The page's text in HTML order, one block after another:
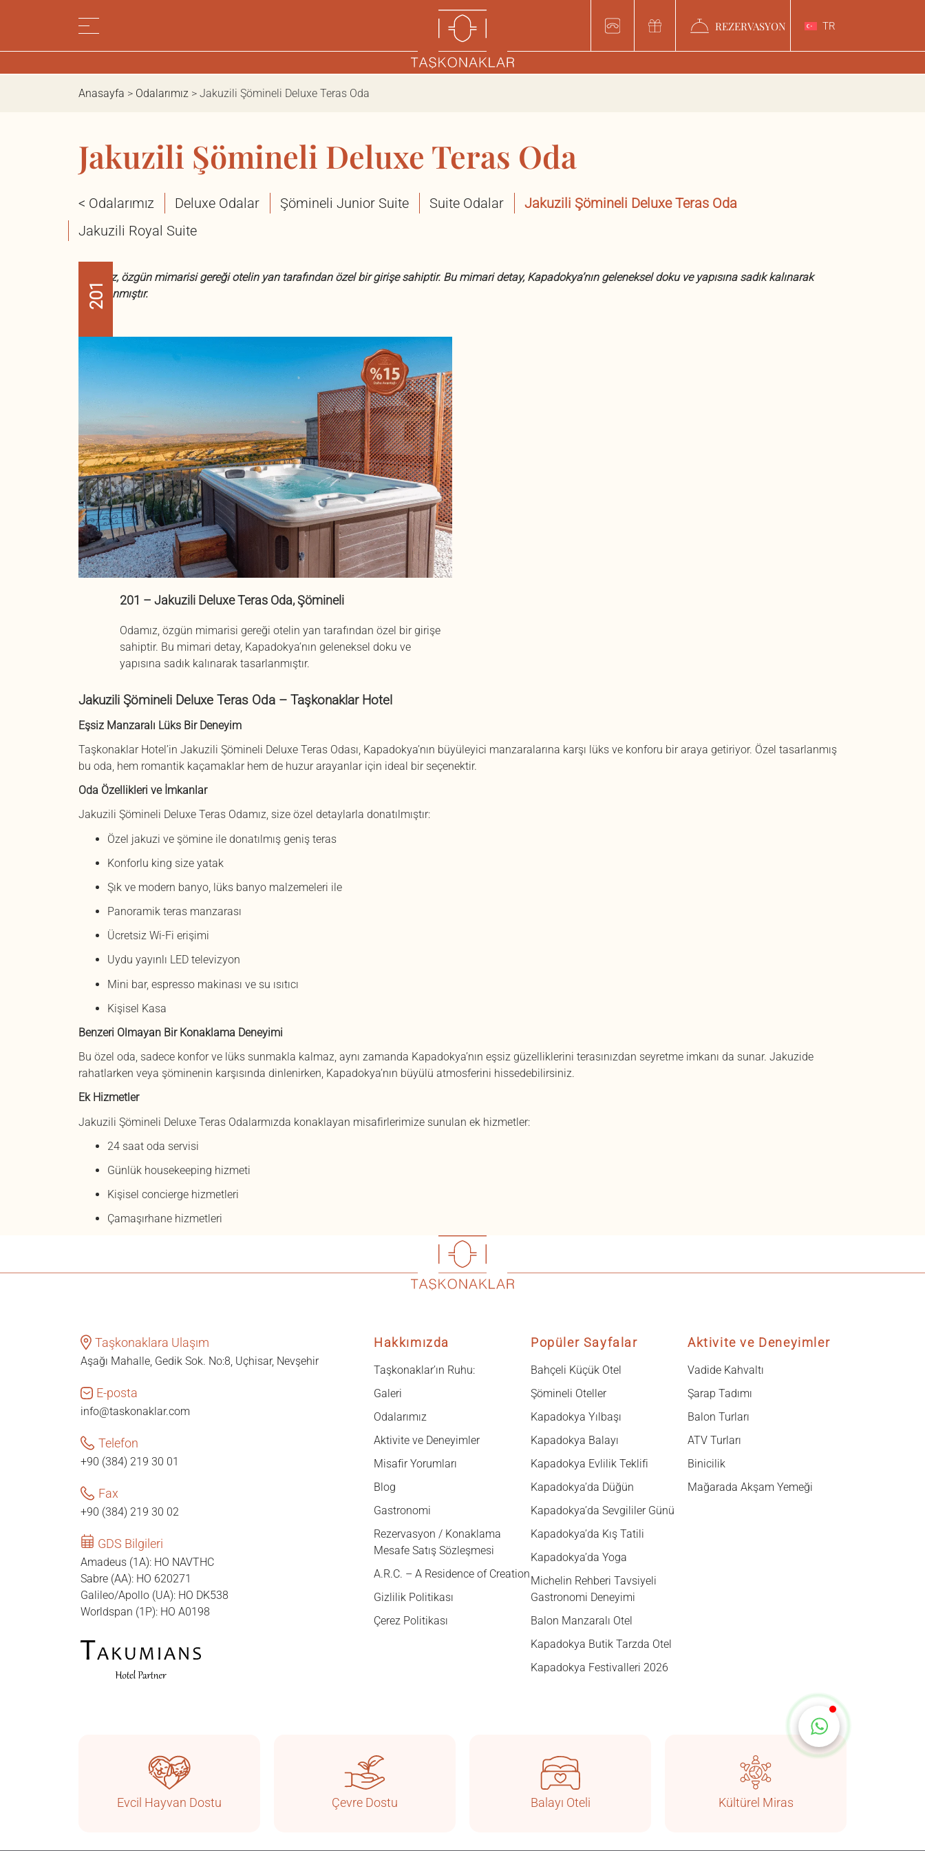
REZERVASYON TR
Anasayfa > Odalarımız > Jakuzili Şömineli Deluxe Teras Oda
Jakuzili Şömineli Deluxe Teras Oda
< Odalarımız Deluxe Odalar Şömineli Junior Suite Suite Odalar
Jakuzili Şömineli Deluxe Teras Oda
Jakuzili Royal Suite
Odamız, özgün mimarisi gereği otelin yan tarafından özel bir girişe sahiptir. Bu mimari detay, Kapadokya’nın geleneksel doku ve yapısına sadık kalınarak
tasarlanmıştır.
201
201 – Jakuzili Deluxe Teras Oda, Şömineli
Odamız, özgün mimarisi gereği otelin yan tarafından özel bir girişe
sahiptir. Bu mimari detay, Kapadokya’nın geleneksel doku ve
yapısına sadık kalınarak tasarlanmıştır.
Jakuzili Şömineli Deluxe Teras Oda – Taşkonaklar Hotel
Eşsiz Manzaralı Lüks Bir Deneyim
Taşkonaklar Hotel’in Jakuzili Şömineli Deluxe Teras Odası, Kapadokya’nın büyüleyici manzaralarına karşı lüks ve konforu bir araya getiriyor. Özel tasarlanmış
bu oda, hem romantik kaçamaklar hem de huzur arayanlar için ideal bir seçenektir.
Oda Özellikleri ve İmkanlar
Jakuzili Şömineli Deluxe Teras Odamız, size özel detaylarla donatılmıştır:
Özel jakuzi ve şömine ile donatılmış geniş teras
Konforlu king size yatak
Şık ve modern banyo, lüks banyo malzemeleri ile
Panoramik teras manzarası
Ücretsiz Wi-Fi erişimi
Uydu yayınlı LED televizyon
Mini bar, espresso makinası ve su ısıtıcı
Kişisel Kasa
Benzeri Olmayan Bir Konaklama Deneyimi
Bu özel oda, sadece konfor ve lüks sunmakla kalmaz, aynı zamanda Kapadokya’nın eşsiz güzelliklerini terasınızdan seyretme imkanı da sunar. Jakuzide
rahatlarken veya şöminenin karşısında dinlenirken, Kapadokya’nın büyülü atmosferini hissedebilirsiniz.
Ek Hizmetler
Jakuzili Şömineli Deluxe Teras Odalarmızda konaklayan misafirlerimize sunulan ek hizmetler:
24 saat oda servisi
Günlük housekeeping hizmeti
Kişisel concierge hizmetleri
Çamaşırhane hizmetleri
Taşkonaklara Ulaşım
Aşağı Mahalle, Gedik Sok. No:8, Uçhisar, Nevşehir
E-posta
info@taskonaklar.com
Telefon
+90 (384) 219 30 01
Fax
+90 (384) 219 30 02
GDS Bilgileri
Amadeus (1A): HO NAVTHC
Sabre (AA): HO 620271
Galileo/Apollo (UA): HO DK538
Worldspan (1P): HO A0198
Hakkımızda
Taşkonaklar’ın Ruhu:
Galeri
Odalarımız
Aktivite ve Deneyimler
Misafir Yorumları
Blog
Gastronomi
Rezervasyon / Konaklama
Mesafe Satış Sözleşmesi
A.R.C. – A Residence of Creation
Gizlilik Politikası
Çerez Politikası
Popüler Sayfalar
Bahçeli Küçük Otel
Şömineli Oteller
Kapadokya Yılbaşı
Kapadokya Balayı
Kapadokya Evlilik Teklifi
Kapadokya’da Düğün
Kapadokya’da Sevgililer Günü
Kapadokya’da Kış Tatili
Kapadokya’da Yoga
Michelin Rehberi Tavsiyeli
Gastronomi Deneyimi
Balon Manzaralı Otel
Kapadokya Butik Tarzda Otel
Kapadokya Festivalleri 2026
Aktivite ve Deneyimler
Vadide Kahvaltı
Şarap Tadımı
Balon Turları
ATV Turları
Binicilik
Mağarada Akşam Yemeği
Evcil Hayvan Dostu Çevre Dostu Balayı Oteli Kültürel Miras